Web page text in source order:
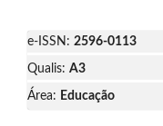
e-ISSN: 2596-0113
Qualis: A3
Área: Educação